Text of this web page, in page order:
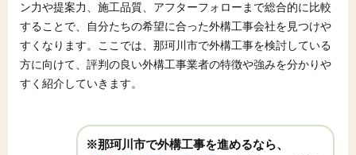
ン力や提案力、施工品質、アフターフォローまで総合的に比較
することで、自分たちの希望に合った外構工事会社を見つけや
すくなります。ここでは、那珂川市で外構工事を検討している
方に向けて、評判の良い外構工事業者の特徴や強みを分かりや
すく紹介していきます。
※那珂川市で外構工事を進めるなら、